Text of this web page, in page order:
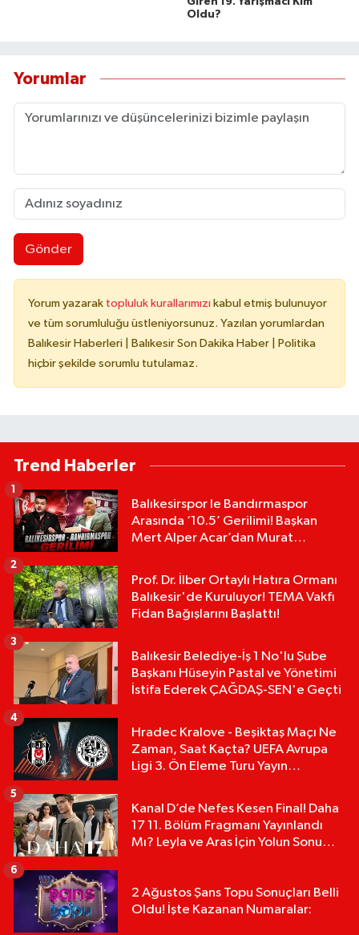
Oldu?
Yorumlar
Gönder
Yorum yazarak topluluk kurallarımızı kabul etmiş bulunuyor
ve tüm sorumluluğu üstleniyorsunuz. Yazılan yorumlardan
Balıkesir Haberleri | Balıkesir Son Dakika Haber | Politika
hiçbir şekilde sorumlu tutulamaz.
Trend Haberler
Balıkesirspor le Bandırmaspor
Arasında ‘10.5’ Gerilimi! Başkan
Mert Alper Acar’dan Murat
1
Prof. Dr. İlber Ortaylı Hatıra Ormanı
Balıkesir'de Kuruluyor! TEMA Vakfı
Fidan Bağışlarını Başlattı!
2
Balıkesir Belediye-İş 1 No'lu Şube
Başkanı Hüseyin Pastal ve Yönetimi
İstifa Ederek ÇAĞDAŞ-SEN'e Geçti
3
Hradec Kralove - Beşiktaş Maçı Ne
Zaman, Saat Kaçta? UEFA Avrupa
Ligi 3. Ön Eleme Turu Yayın
4
Kanal D’de Nefes Kesen Final! Daha
17 11. Bölüm Fragmanı Yayınlandı
Mı? Leyla ve Aras İçin Yolun Sonu
5
2 Ağustos Şans Topu Sonuçları Belli
Oldu! İşte Kazanan Numaralar:
6